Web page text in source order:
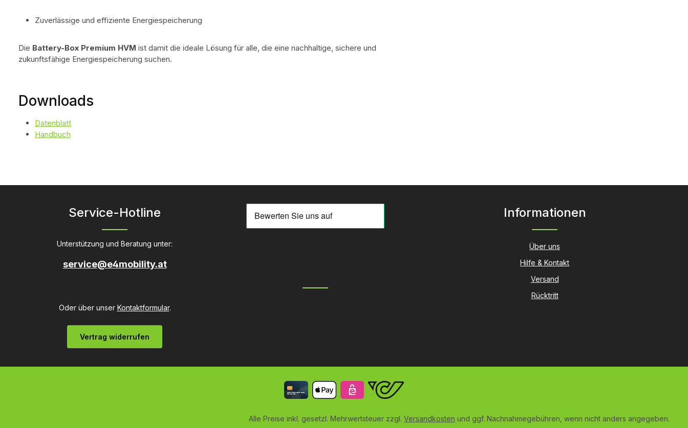
Zuverlässige und effiziente Energiespeicherung
Die Battery-Box Premium HVM ist damit die ideale Lösung für alle, die eine nachhaltige, sichere und
zukunftsfähige Energiespeicherung suchen.
Downloads
Datenblatt
Handbuch
Service-Hotline
Unterstützung und Beratung unter:
service@e4mobility.at
Oder über unser Kontaktformular.
Vertrag widerrufen
Informationen
Über uns
Hilfe & Kontakt
Versand
Rücktritt
Alle Preise inkl. gesetzl. Mehrwertsteuer zzgl. Versandkosten und ggf. Nachnahmegebühren, wenn nicht anders angegeben.